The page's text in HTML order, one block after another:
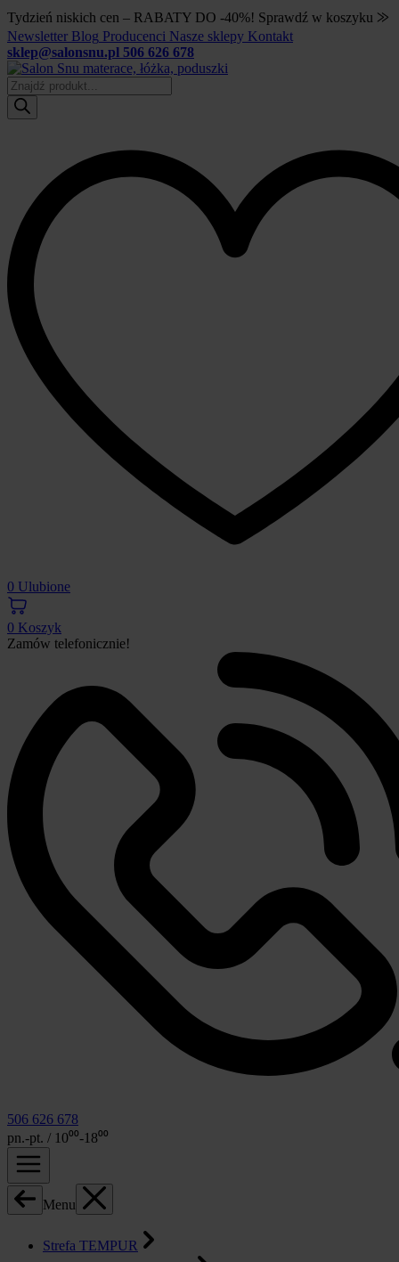
Tydzień niskich cen – RABATY DO -40%! Sprawdź w koszyku ⨠
Newsletter Blog Producenci Nasze sklepy Kontakt
sklep@salonsnu.pl 506 626 678
Wyszukiwarka
produktów
0 Ulubione
0 Koszyk
Zamów telefonicznie!
506 626 678
pn.-pt. / 10⁰⁰-18⁰⁰
Menu
Strefa TEMPUR